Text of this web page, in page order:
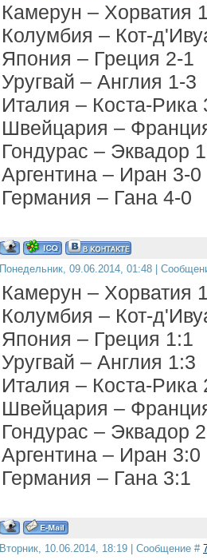
Камерун – Хорватия
Колумбия – Кот-
Япония – Греция 2-1
Уругвай – Англия 1-3
Италия – Коста-Рика
Швейцария –
Гондурас – Эквадор
Аргентина – Иран 3-0
Германия – Гана 4-0
Понедельник, 09.06.2014, 01:48 |
Камерун – Хорватия
Колумбия – Кот-
Япония – Греция 1:1
Уругвай – Англия 1:3
Италия – Коста-Рика
Швейцария –
Гондурас – Эквадор
Аргентина – Иран 3:0
Германия – Гана 3:1
Вторник, 10.06.2014, 18:19 | Сообщение #